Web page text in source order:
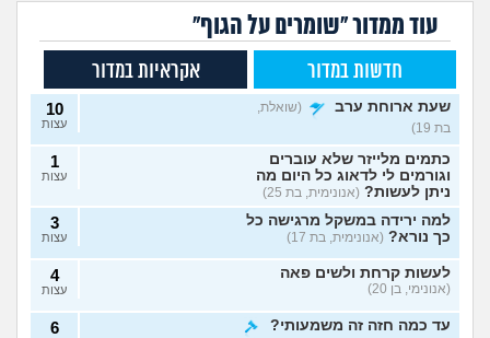
עוד ממדור "שומרים על הגוף"
חדשות במדור אקראיות במדור
שעת ארוחת ערב
(שואלת,
בת 19)
10
עצות
כתמים מלייזר שלא עוברים
וגורמים לי לדאוג כל היום מה
ניתן לעשות? (אנונימית, בת 25)
1
עצות
למה ירידה במשקל מרגישה כל
כך נורא? (אנונימית, בת 17)
3
עצות
לעשות קרחת ולשים פאה
(אנונימי, בן 20)
4
עצות
עד כמה חזה זה משמעותי? 6